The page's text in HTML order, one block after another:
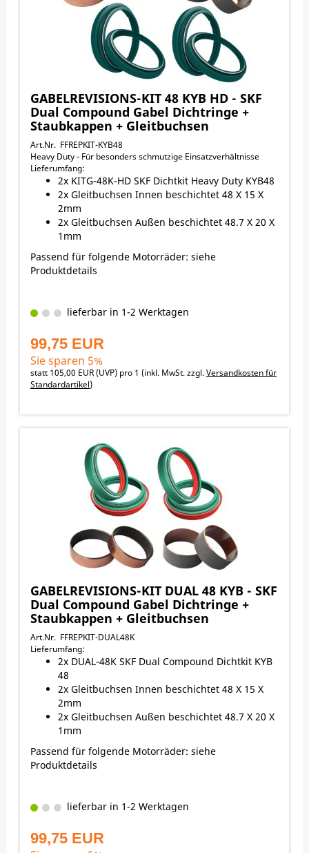
GABELREVISIONS-KIT 48 KYB HD - SKF
Dual Compound Gabel Dichtringe +
Staubkappen + Gleitbuchsen
Art.Nr. FFREPKIT-KYB48
Heavy Duty - Für besonders schmutzige Einsatzverhältnisse
Lieferumfang:
2x KITG-48K-HD SKF Dichtkit Heavy Duty KYB48
2x Gleitbuchsen Innen beschichtet 48 X 15 X
2mm
2x Gleitbuchsen Außen beschichtet 48.7 X 20 X
1mm
Passend für folgende Motorräder: siehe
Produktdetails
lieferbar in 1-2 Werktagen
99,75 EUR
Sie sparen 5%
statt 105,00 EUR(UVP) pro 1 (inkl. MwSt. zzgl.Versandkosten für
Standardartikel)
GABELREVISIONS-KIT DUAL 48 KYB - SKF
Dual Compound Gabel Dichtringe +
Staubkappen + Gleitbuchsen
Art.Nr. FFREPKIT-DUAL48K
Lieferumfang:
2x DUAL-48K SKF Dual Compound Dichtkit KYB
48
2x Gleitbuchsen Innen beschichtet 48 X 15 X
2mm
2x Gleitbuchsen Außen beschichtet 48.7 X 20 X
1mm
Passend für folgende Motorräder: siehe
Produktdetails
lieferbar in 1-2 Werktagen
99,75 EUR